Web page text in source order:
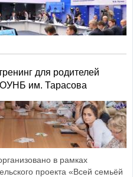
для родителей
им. Тарасова
в рамках
проекта «Всей семьёй